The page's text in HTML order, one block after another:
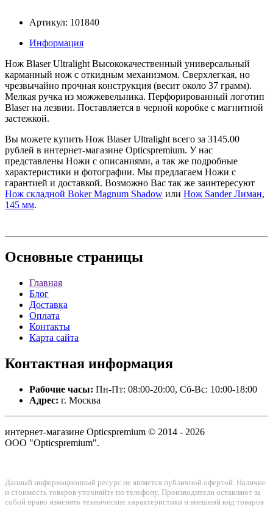
Артикул: 101840
Информация
Нож Blaser Ultralight Высококачественный универсальный
карманный нож с откидным механизмом. Сверхлегкая, но
чрезвычайно прочная конструкция (весит около 37 грамм).
Мелкая ручка из можжевельника. Перфорированный логотип
Blaser на лезвии. Поставляется в черной коробке с магнитной
застежкой.
Вы можете купить Нож Blaser Ultralight всего за 3145.00
рублей в интернет-магазине Opticspremium. У нас
представлены Ножи с описаниями, а так же подробные
характеристики и фотографии. Мы предлагаем Ножи с
гарантией и доставкой. Возможно Вас так же заинтересуют
Нож складной Boker Magnum Shadow или Нож Sander Лиман,
145 мм.
Основные страницы
Главная
Блог
Доставка
Оплата
Контакты
Карта сайта
Контактная информация
Рабочие часы: Пн-Пт: 08:00-20:00, Сб-Вс: 10:00-18:00
Адрес: г. Москва
интернет-магазине Opticspremium © 2014 - 2026
ООО "Opticspremium".
Данный информационный ресурс не является публичной офертой. Наличие
и стоимость товаров уточняйте по телефону. Производители оставляют за
собой право изменять технические характеристики и внешний вид товаров